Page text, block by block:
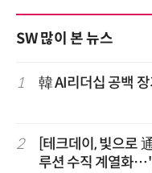
SW 많이 본 뉴스
1 韓 AI리더십 공백
2
[테크데이, 빛으로
루션 수직 계열화